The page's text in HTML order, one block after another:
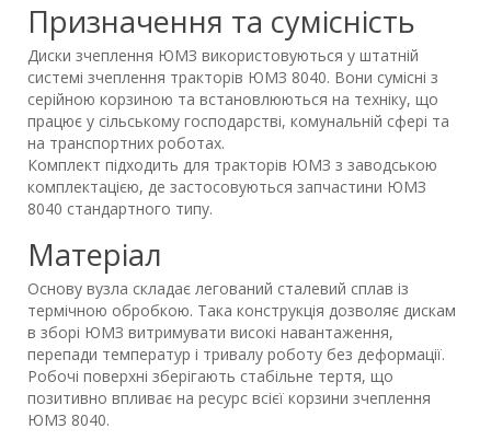
Призначення та сумісність
Диски зчеплення ЮМЗ використовуються у штатній
системі зчеплення тракторів ЮМЗ 8040. Вони сумісні з
серійною корзиною та встановлюються на техніку, що
працює у сільському господарстві, комунальній сфері та
на транспортних роботах.
Комплект підходить для тракторів ЮМЗ з заводською
комплектацією, де застосовуються запчастини ЮМЗ
8040 стандартного типу.
Матеріал
Основу вузла складає легований сталевий сплав із
термічною обробкою. Така конструкція дозволяє дискам
в зборі ЮМЗ витримувати високі навантаження,
перепади температур і тривалу роботу без деформації.
Робочі поверхні зберігають стабільне тертя, що
позитивно впливає на ресурс всієї корзини зчеплення
ЮМЗ 8040.